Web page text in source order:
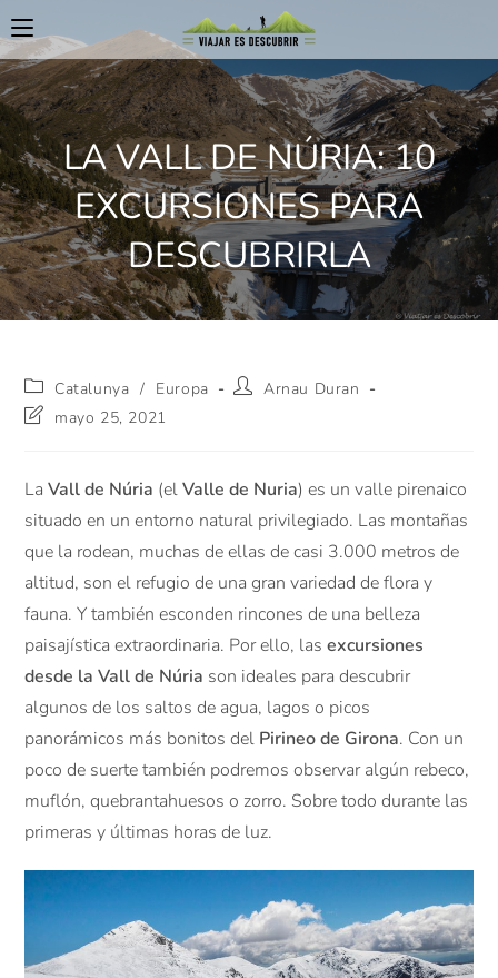
LA VALL DE NÚRIA: 10
EXCURSIONES PARA
DESCUBRIRLA
Catalunya / Europa
Arnau Duran
mayo 25, 2021
LaVall de Núria (elValle de Nuria) es un valle pirenaico
situado en un entorno natural privilegiado. Las montañas
que la rodean, muchas de ellas de casi 3.000 metros de
altitud, son el refugio de una gran variedad de flora y
fauna. Y también esconden rincones de una belleza
paisajística extraordinaria. Por ello, lasexcursiones
desde la Vall de Núria son ideales para descubrir
algunos de los saltos de agua, lagos o picos
panorámicos más bonitos del Pirineo de Girona. Con un
poco de suerte también podremos observar algún rebeco,
muflón, quebrantahuesos o zorro. Sobre todo durante las
primeras y últimas horas de luz.